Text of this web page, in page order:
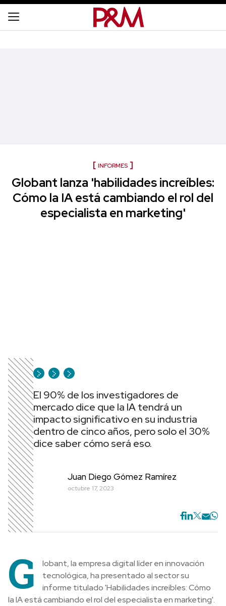
INFORMES
Globant lanza 'habilidades increíbles:
Cómo la IA está cambiando el rol del
especialista en marketing'
El 90% de los investigadores de
mercado dice que la IA tendrá un
impacto significativo en su industria
dentro de cinco años, pero solo el 30%
dice saber cómo será eso.
Juan Diego Gómez Ramírez
octubre 17, 2023
G
lobant, la empresa digital líder en innovación
tecnológica, ha presentado al sector su
informe titulado 'Habilidades increíbles: Cómo
la IA está cambiando el rol del especialista en marketing'.